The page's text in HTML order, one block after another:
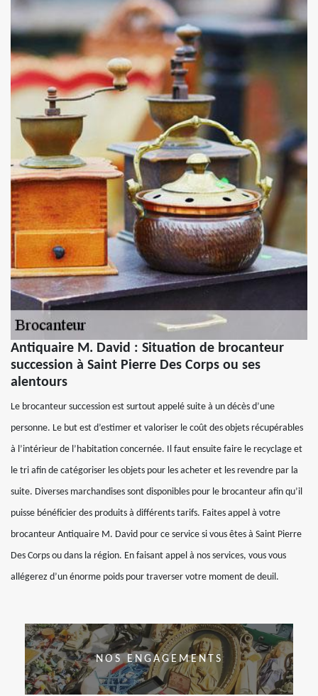
Antiquaire M. David : Situation de brocanteur
succession à Saint Pierre Des Corps ou ses
alentours
Le brocanteur succession est surtout appelé suite à un décès d’une
personne. Le but est d’estimer et valoriser le coût des objets récupérables
à l’intérieur de l’habitation concernée. Il faut ensuite faire le recyclage et
le tri afin de catégoriser les objets pour les acheter et les revendre par la
suite. Diverses marchandises sont disponibles pour le brocanteur afin qu’il
puisse bénéficier des produits à différents tarifs. Faites appel à votre
brocanteur Antiquaire M. David pour ce service si vous êtes à Saint Pierre
Des Corps ou dans la région. En faisant appel à nos services, vous vous
allégerez d’un énorme poids pour traverser votre moment de deuil.
NOS ENGAGEMENTS